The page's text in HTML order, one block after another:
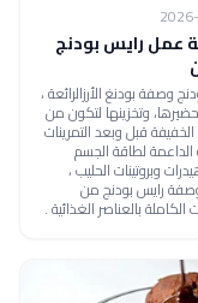
عمل رايس بودنج
وصفة بودنغ الأرزالرائعة ،
وتخزينها لتكون من
الخفيفة قبل وبعد التمرينات
الداعمة لطاقة الجسم
وبروتينات الحليب ،
رايس بودنج من
بالعناصر الغذائية .